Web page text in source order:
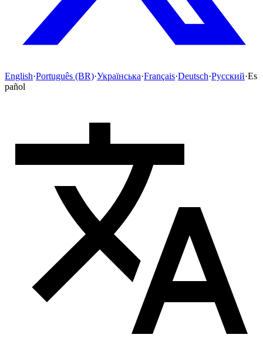
English·Português (BR)·Українська·Français·Deutsch·Русский·Es
pañol